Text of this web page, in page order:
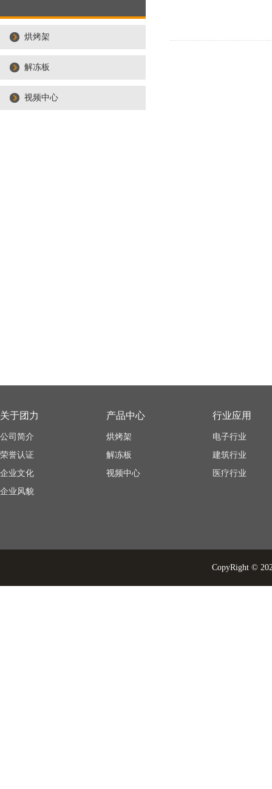
烘烤架
解冻板
视频中心
关于团力
公司简介
荣誉认证
企业文化
企业风貌
产品中心
烘烤架
解冻板
视频中心
行业应用
电子行业
建筑行业
医疗行业
CopyRight ©